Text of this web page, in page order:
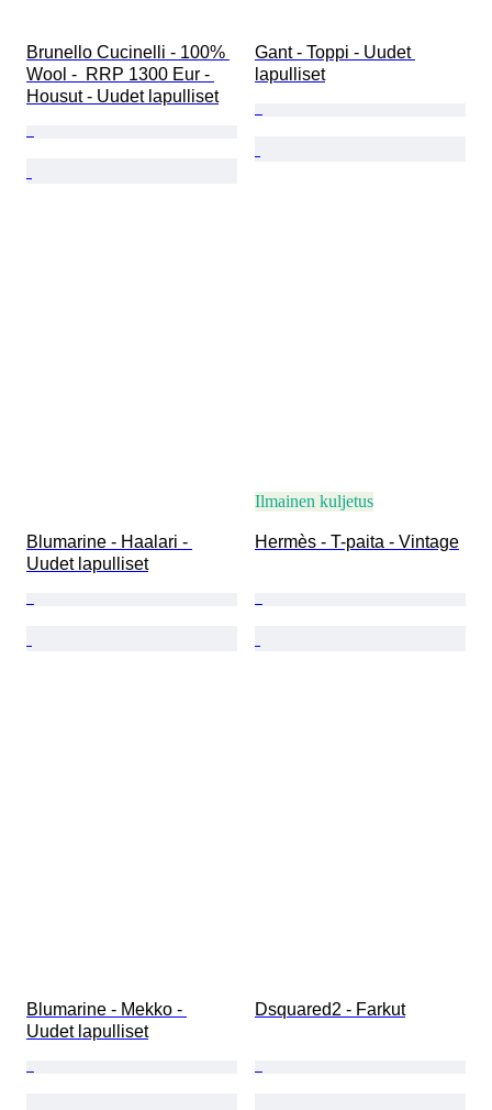
Brunello Cucinelli - 100%
Wool -  RRP 1300 Eur -
Housut - Uudet lapulliset
Gant - Toppi - Uudet
lapulliset
Blumarine - Haalari -
Uudet lapulliset
Ilmainen kuljetus
Hermès - T-paita - Vintage
Blumarine - Mekko -
Uudet lapulliset
Dsquared2 - Farkut